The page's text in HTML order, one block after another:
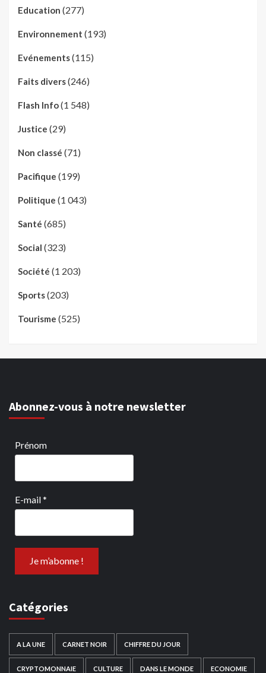
Education (277)
Environnement (193)
Evénements(115)
Faits divers(246)
Flash Info(1 548)
Justice (29)
Non classé (71)
Pacifique (199)
Politique (1 043)
Santé (685)
Social (323)
Société (1 203)
Sports(203)
Tourisme (525)
Abonnez-vous à notre newsletter
Prénom
E-mail*
Catégories
A LA UNE CARNET NOIR CHIFFRE DU JOUR
CRYPTOMONNAIE CULTURE DANS LE MONDE ECONOMIE